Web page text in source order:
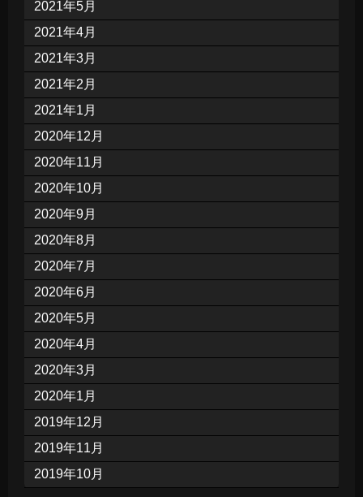
2021年5月
2021年4月
2021年3月
2021年2月
2021年1月
2020年12月
2020年11月
2020年10月
2020年9月
2020年8月
2020年7月
2020年6月
2020年5月
2020年4月
2020年3月
2020年1月
2019年12月
2019年11月
2019年10月